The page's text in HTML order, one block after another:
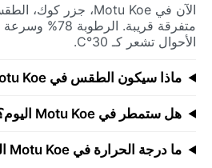
الأحوال تشعر كـ 30°C.
ماذا سيكون الطقس في Motu Koe غدًا؟
هل ستمطر في Motu Koe اليوم؟
ما درجة الحرارة في Motu Koe اليوم؟